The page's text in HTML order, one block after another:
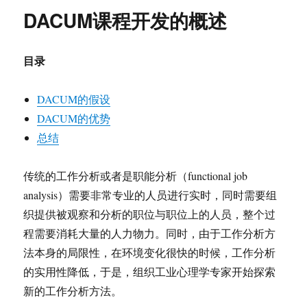
人
（Facilitator）
DACUM课程开发的概述
目录
DACUM的假设
DACUM的优势
总结
传统的工作分析或者是职能分析（functional job
analysis）需要非常专业的人员进行实时，同时需要组
织提供被观察和分析的职位与职位上的人员，整个过
程需要消耗大量的人力物力。同时，由于工作分析方
法本身的局限性，在环境变化很快的时候，工作分析
的实用性降低，于是，组织工业心理学专家开始探索
新的工作分析方法。